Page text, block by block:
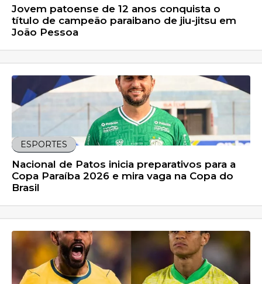
Jovem patoense de 12 anos conquista o
título de campeão paraibano de jiu-jitsu em
João Pessoa
ESPORTES
Nacional de Patos inicia preparativos para a
Copa Paraíba 2026 e mira vaga na Copa do
Brasil